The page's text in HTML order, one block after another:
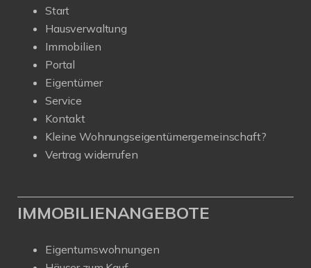
Start
Hausverwaltung
Immobilien
Portal
Eigentümer
Service
Kontakt
Kleine Wohnungseigentümergemeinschaft?
Vertrag widerrufen
IMMOBILIENANGEBOTE
Eigentumswohnungen